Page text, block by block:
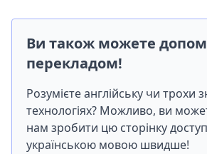
Ви також можете
перекладом!
Розумієте англійську чи трохи
технологіях? Можливо, ви
нам зробити цю сторінку
українською мовою швидше!